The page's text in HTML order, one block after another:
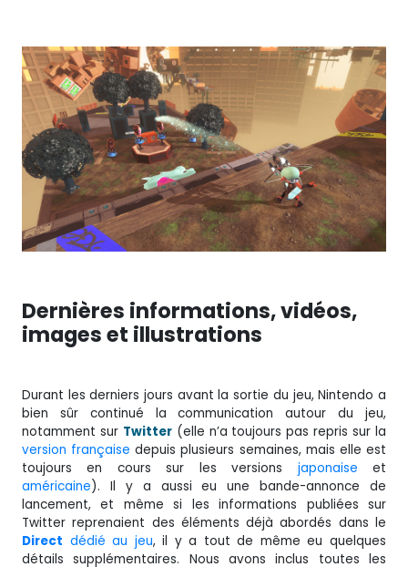
Dernières informations, vidéos,
images et illustrations
Durant les derniers jours avant la sortie du jeu, Nintendo a
bien sûr continué la communication autour du jeu,
notamment sur Twitter(elle n’a toujours pas repris sur la
version française depuis plusieurs semaines, mais elle est
toujours en cours sur les versions japonaise et
américaine). Il y a aussi eu une bande-annonce de
lancement, et même si les informations publiées sur
Twitter reprenaient des éléments déjà abordés dans le
Direct dédié au jeu, il y a tout de même eu quelques
détails supplémentaires. Nous avons inclus toutes les